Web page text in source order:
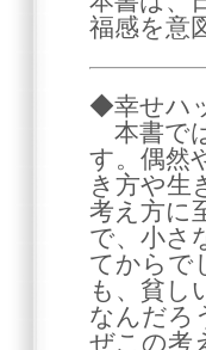
福感を意
◆幸せハ
本書で
す。偶然
き方や生
考え方に
で、小さ
てからで
も、貧し
なんだろ
ぜこの考